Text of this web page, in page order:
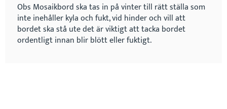
Obs Mosaikbord ska tas in på vinter till rätt ställa som
inte inehåller kyla och fukt, vid hinder och vill att
bordet ska stå ute det är viktigt att tacka bordet
ordentligt innan blir blött eller fuktigt.